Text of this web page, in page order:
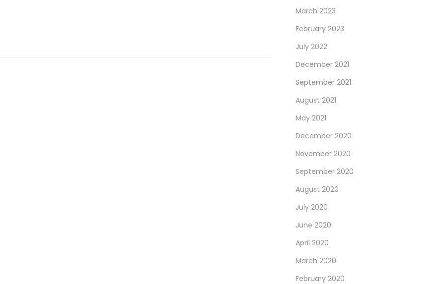
March 2023
February 2023
July 2022
December 2021
September 2021
August 2021
May 2021
December 2020
November 2020
September 2020
August 2020
July 2020
June 2020
April 2020
March 2020
February 2020